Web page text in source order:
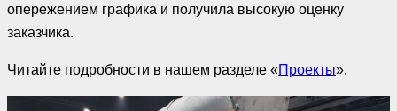
опережением графика и получила высокую оценку
заказчика.
Читайте подробности в нашем разделе «Проекты».